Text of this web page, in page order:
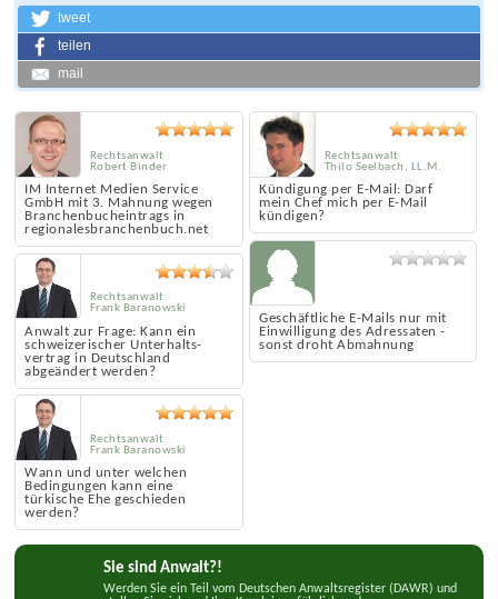
tweet
teilen
mail
IM Internet Medien Service
GmbH mit 3. Mahnung wegen
Branchenbucheintrags in
regionalesbranchenbuch.net
Rechtsanwalt
Robert Binder
Anwalt zur Frage: Kann ein
schweizerischer Unterhalts­
vertrag in Deutschland
abgeändert werden?
Rechtsanwalt
Frank Baranowski
Wann und unter welchen
Bedingungen kann eine
türkische Ehe geschieden
werden?
Rechtsanwalt
Frank Baranowski
Kündigung per E-Mail: Darf
mein Chef mich per E-Mail
kündigen?
Rechtsanwalt
Thilo Seelbach, LL.M.
Geschäftliche E-Mails nur mit
Einwilligung des Adressaten -
sonst droht Abmahnung
Sie sind Anwalt?!
Werden Sie ein Teil vom Deutschen Anwaltsregister (DAWR) und